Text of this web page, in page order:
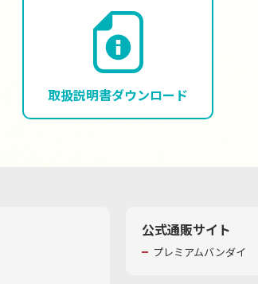
取扱説明書ダウンロード
公式通販サイト
プレミアムバンダイ